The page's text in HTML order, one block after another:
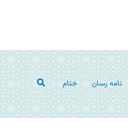
نامه رسان خِتام جستجو